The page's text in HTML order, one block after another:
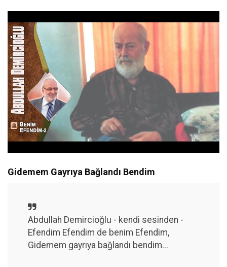
Gidemem Gayrıya Bağlandı Bendim
Abdullah Demircioğlu - kendi sesinden -
Efendim Efendim de benim Efendim,
Gidemem gayrıya bağlandı bendim...